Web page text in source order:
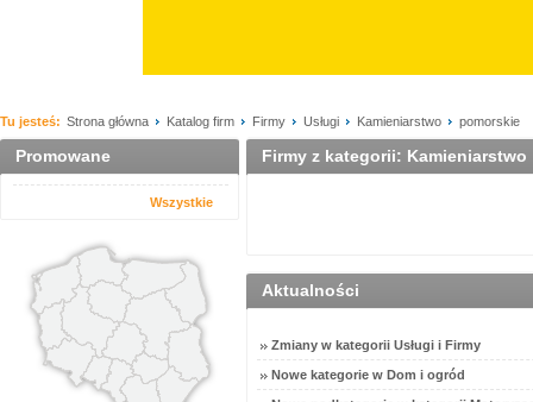
Tu jesteś: Strona główna Katalog firm Firmy Usługi Kamieniarstwo pomorskie
Promowane
Wszystkie
Firmy z kategorii: Kamieniarstwo
Aktualności
Zmiany w kategorii Usługi i Firmy
Nowe kategorie w Dom i ogród